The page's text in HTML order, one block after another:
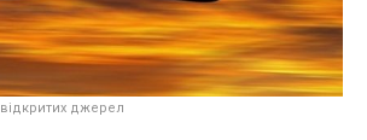
джерел